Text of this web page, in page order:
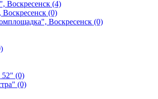
Воскресенск (4)
(0)
Воскресенск (0)
52" (0)
(0)